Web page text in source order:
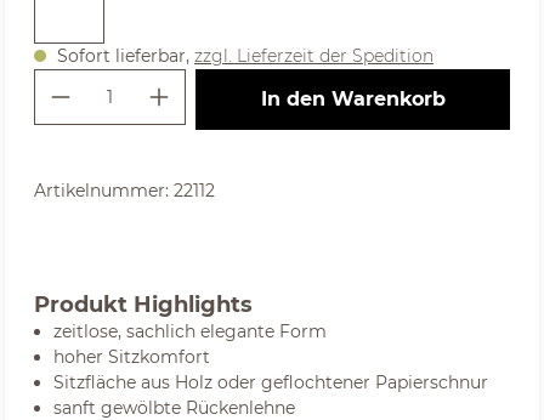
Sofort lieferbar, zzgl. Lieferzeit der Spedition
Produkt Anzahl: Gib den
In den Warenkorb
Artikelnummer: 22112
Produkt Highlights
zeitlose, sachlich elegante Form
hoher Sitzkomfort
Sitzfläche aus Holz oder geflochtener Papierschnur
sanft gewölbte Rückenlehne